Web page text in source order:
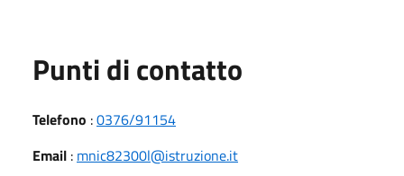
Punti di contatto
Telefono :0376/91154
Email : mnic82300l@istruzione.it